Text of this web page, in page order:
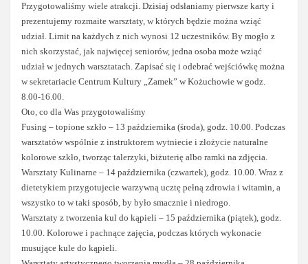
Przygotowaliśmy wiele atrakcji. Dzisiaj odsłaniamy pierwsze karty i
prezentujemy rozmaite warsztaty, w których będzie można wziąć
udział. Limit na każdych z nich wynosi 12 uczestników. By mogło z
nich skorzystać, jak najwięcej seniorów, jedna osoba może wziąć
udział w jednych warsztatach. Zapisać się i odebrać wejściówkę można
w sekretariacie Centrum Kultury „Zamek” w Kożuchowie w godz.
8.00-16.00.
Oto, co dla Was przygotowaliśmy
Fusing – topione szkło – 13 października (środa), godz. 10.00. Podczas
warsztatów wspólnie z instruktorem wytniecie i złożycie naturalne
kolorowe szkło, tworząc talerzyki, biżuterię albo ramki na zdjęcia.
Warsztaty Kulinarne – 14 października (czwartek), godz. 10.00. Wraz z
dietetykiem przygotujecie warzywną ucztę pełną zdrowia i witamin, a
wszystko to w taki sposób, by było smacznie i niedrogo.
Warsztaty z tworzenia kul do kąpieli – 15 października (piątek), godz.
10.00. Kolorowe i pachnące zajęcia, podczas których wykonacie
musujące kule do kąpieli.